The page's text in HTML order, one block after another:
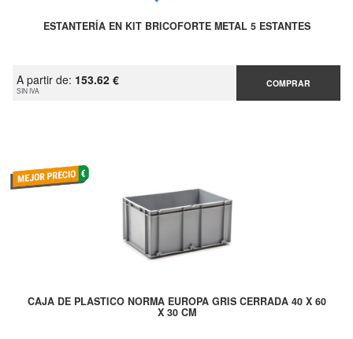
ESTANTERÍA EN KIT BRICOFORTE METAL 5 ESTANTES
A partir de: 153.62 €
SIN IVA
COMPRAR
CAJA DE PLASTICO NORMA EUROPA GRIS CERRADA 40 X 60
X 30 CM